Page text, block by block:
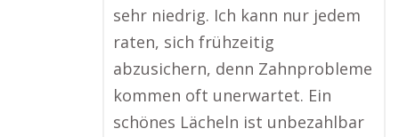
sehr niedrig. Ich kann nur jedem
raten, sich frühzeitig
abzusichern, denn Zahnprobleme
kommen oft unerwartet. Ein
schönes Lächeln ist unbezahlbar